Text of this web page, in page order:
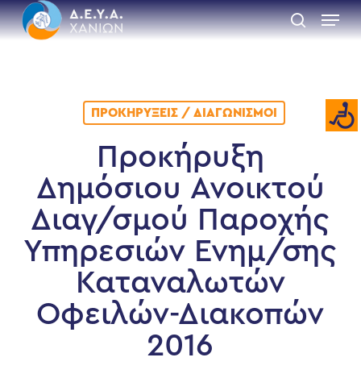
Skip
to
main
search
Menu
ΠΡΟΚΗΡΎΞΕΙΣ / ΔΙΑΓΩΝΙΣΜΟΊ
Προκήρυξη
Δημόσιου Ανοικτού
Διαγ/σμού Παροχής
Υπηρεσιών Ενημ/σης
Καταναλωτών
Οφειλών-Διακοπών
2016